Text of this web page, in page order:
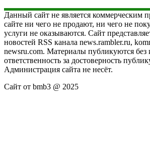
Данный сайт не является коммерческим
сайте ни чего не продают, ни чего не
услуги не оказываются. Сайт
новостей RSS канала news.rambler.ru,
newsru.com. Материалы публикуются без
ответственность за достоверность
Администрация сайта не несёт.
Сайт от bmb3 @ 2025